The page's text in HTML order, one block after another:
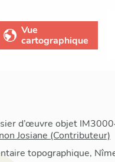
Vue
cartographique
d’œuvre objet
Josiane (Contributeur)
topographique,